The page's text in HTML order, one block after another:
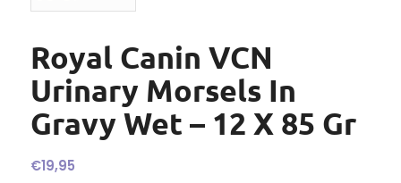
Royal Canin VCN
Urinary Morsels In
Gravy Wet – 12 X 85 Gr
€19,95